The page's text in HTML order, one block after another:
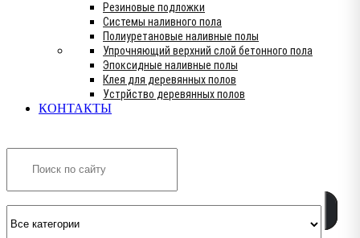
Резиновые подложки
Системы наливного пола
Полиуретановые наливные полы
Упрочняющий верхний слой бетонного пола
Эпоксидные наливные полы
Клея для деревянных полов
Устрйство деревянных полов
КОНТАКТЫ